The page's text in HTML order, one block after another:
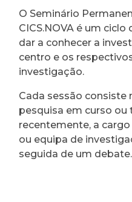
O Seminário
CICS.NOVA é um
dar a conhecer a
centro e os
investigação.
Cada sessão consiste
pesquisa em curso ou
recentemente, a
ou equipa de
seguida de um debate.